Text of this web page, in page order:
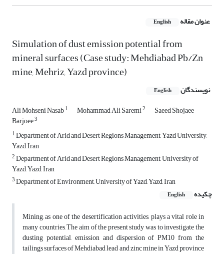
عنوان مقاله English
Simulation of dust emission potential from
mineral surfaces (Case study: Mehdiabad Pb/Zn
mine, Mehriz, Yazd province)
نویسندگان English
Ali Mohseni Nasab1 Mohammad Ali Saremi2 Saeed Shojaee
Barjoee3
1Department of Arid and Desert Regions Management, Yazd University,
Yazd, Iran
2Department of Arid and Desert Regions Management, University of
Yazd, Yazd, Iran
3Department of Environment, University of Yazd, Yazd, Iran
چکیده
English
Mining, as one of the desertification activities, plays a vital role in
many countries, The aim of the present study was to investigate the
dusting potential, emission and dispersion of PM10 from the
tailings surfaces of Mehdiabad lead and zinc mine in Yazd province